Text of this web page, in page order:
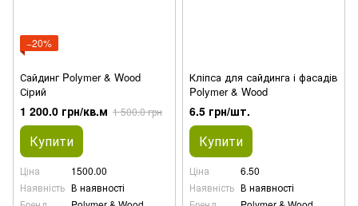
−20%
Сайдинг Polymer & Wood
Сірий
1 200.0 грн/кв.м 1 500.0 грн
Купити
Ціна
1500.00
Наявність В наявності
Кліпса для сайдинга і фасадів
Polymer & Wood
6.5 грн/шт.
Купити
Ціна
6.50
Наявність В наявності